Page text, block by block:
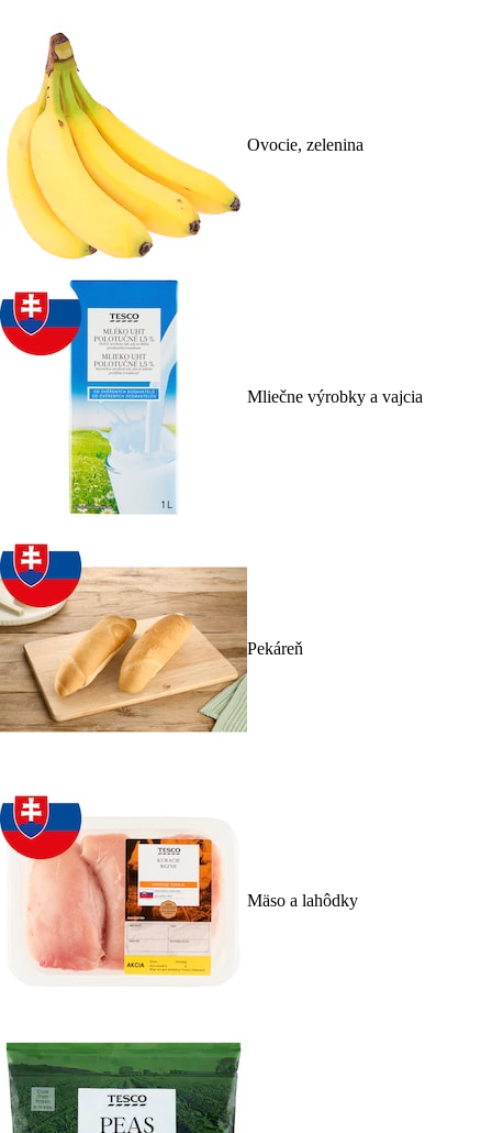
Ovocie, zelenina
Mliečne výrobky a vajcia
Pekáreň
Mäso a lahôdky